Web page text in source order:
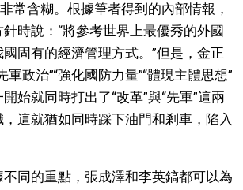
常含糊。根據筆者得到的內部情報，
時說：“將參考世界上最優秀的外國
固有的經濟管理方式。”但是，金正
軍政治”“強化國防力量”“體現主體思想”
始就同時打出了“改革”與“先軍”這兩
這就猶如同時踩下油門和剎車，陷入
同的重點，張成澤和李英鎬都可以為